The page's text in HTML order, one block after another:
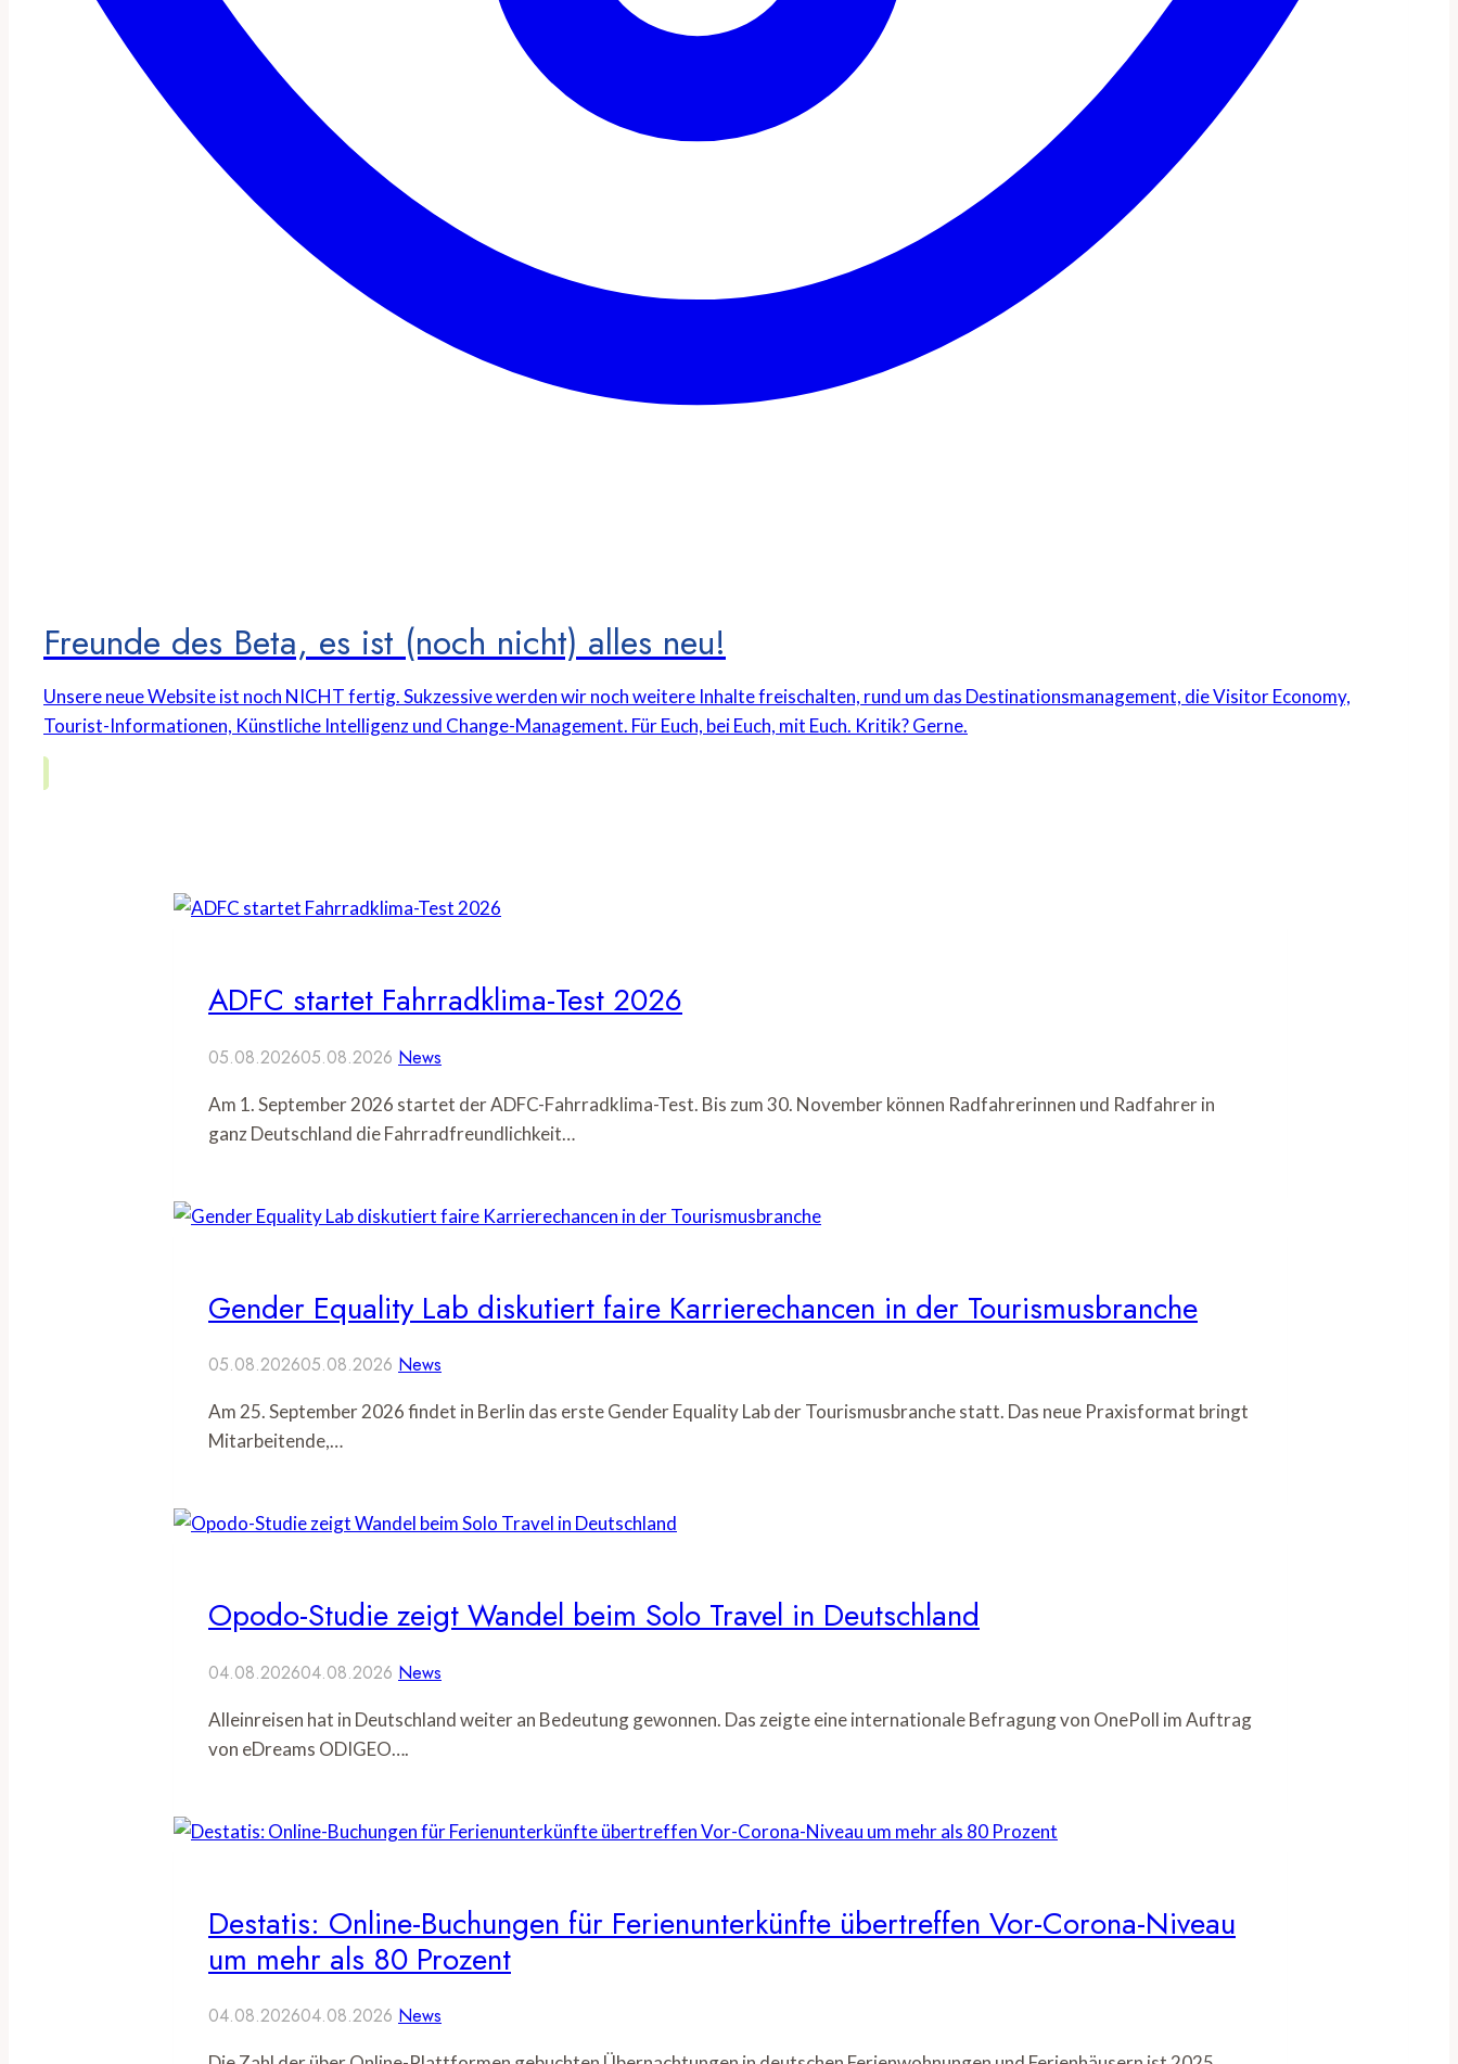
Freunde des Beta, es ist (noch nicht) alles neu!
Unsere neue Website ist noch NICHT fertig. Sukzessive werden wir noch weitere Inhalte freischalten, rund um das Destinationsmanagement, die Visitor Economy,
Tourist-Informationen, Künstliche Intelligenz und Change-Management. Für Euch, bei Euch, mit Euch. Kritik? Gerne.
ADFC startet Fahrradklima-Test 2026
05.08.202605.08.2026 News
Am 1. September 2026 startet der ADFC-Fahrradklima-Test. Bis zum 30. November können Radfahrerinnen und Radfahrer in
ganz Deutschland die Fahrradfreundlichkeit…
Gender Equality Lab diskutiert faire Karrierechancen in der Tourismusbranche
05.08.202605.08.2026 News
Am 25. September 2026 findet in Berlin das erste Gender Equality Lab der Tourismusbranche statt. Das neue Praxisformat bringt
Mitarbeitende,…
Opodo-Studie zeigt Wandel beim Solo Travel in Deutschland
04.08.202604.08.2026 News
Alleinreisen hat in Deutschland weiter an Bedeutung gewonnen. Das zeigte eine internationale Befragung von OnePoll im Auftrag
von eDreams ODIGEO….
Destatis: Online-Buchungen für Ferienunterkünfte übertreffen Vor-Corona-Niveau
um mehr als 80 Prozent
04.08.202604.08.2026 News